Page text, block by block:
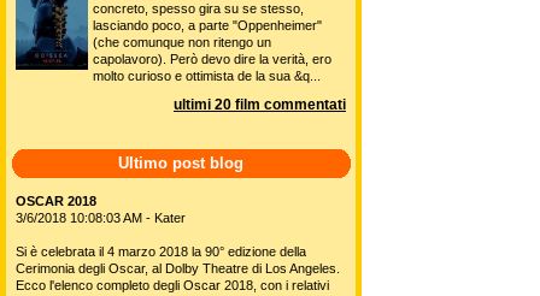
concreto, spesso gira su se stesso,
lasciando poco, a parte "Oppenheimer"
(che comunque non ritengo un
capolavoro). Però devo dire la verità, ero
molto curioso e ottimista de la sua &q...
ultimi 20 film commentati
Ultimo post blog
OSCAR 2018
3/6/2018 10:08:03 AM - Kater
Si è celebrata il 4 marzo 2018 la 90° edizione della
Cerimonia degli Oscar, al Dolby Theatre di Los Angeles.
Ecco l'elenco completo degli Oscar 2018, con i relativi